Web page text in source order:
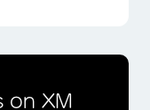
on XM